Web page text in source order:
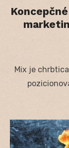
Mix je